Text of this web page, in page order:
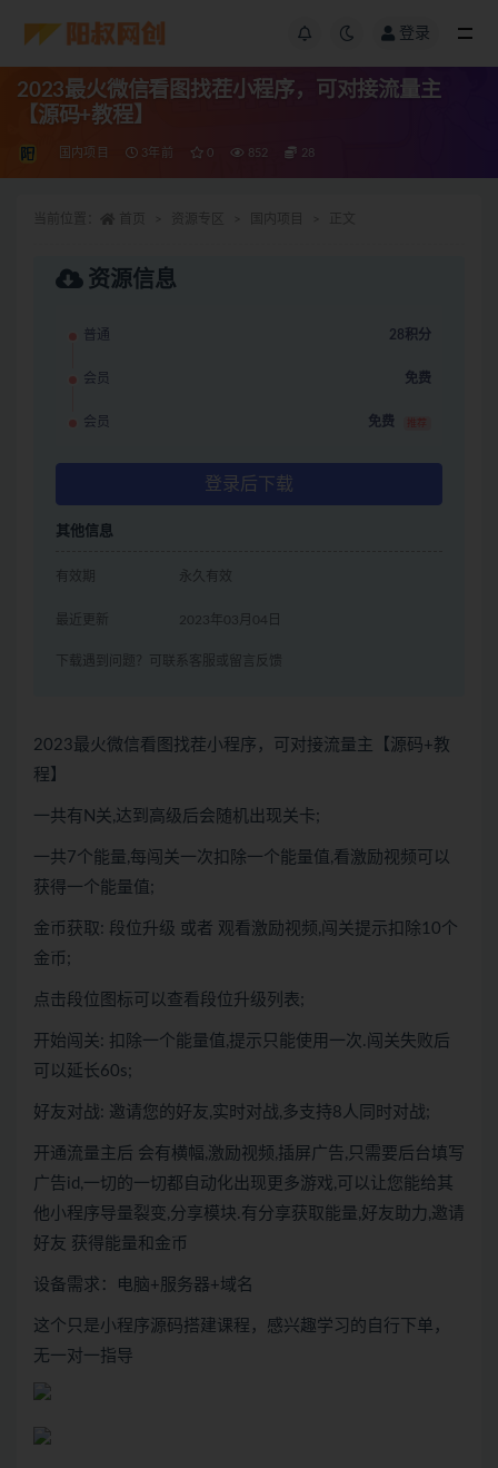
登录
2023最火微信看图找茬小程序，可对接流量主
【源码+教程】
国内项目 3年前 0 852 28
资源信息
普通 28积分
会员 免费
会员 免费 推荐
登录后下载
其他信息
有效期 永久有效
最近更新 2023年03月04日
下载遇到问题？可联系客服或留言反馈
2023最火微信看图找茬小程序，可对接流量主【源码+教
程】
一共有N关,达到高级后会随机出现关卡;
一共7个能量,每闯关一次扣除一个能量值,看激励视频可以
获得一个能量值;
金币获取: 段位升级 或者 观看激励视频,闯关提示扣除10个
金币;
点击段位图标可以查看段位升级列表;
开始闯关: 扣除一个能量值,提示只能使用一次.闯关失败后
可以延长60s;
好友对战: 邀请您的好友,实时对战,多支持8人同时对战;
开通流量主后 会有横幅,激励视频,插屏广告,只需要后台填写
广告id,一切的一切都自动化出现更多游戏,可以让您能给其
他小程序导量裂变,分享模块.有分享获取能量,好友助力,邀请
好友 获得能量和金币
设备需求：电脑+服务器+域名
这个只是小程序源码搭建课程，感兴趣学习的自行下单，
无一对一指导